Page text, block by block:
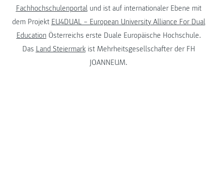
Fachhochschulenportalund ist auf internationaler Ebene mit
dem Projekt EU4DUAL – European University Alliance For Dual
Education Österreichs erste Duale Europäische Hochschule.
Das Land Steiermarkist Mehrheitsgesellschafter der FH
JOANNEUM.